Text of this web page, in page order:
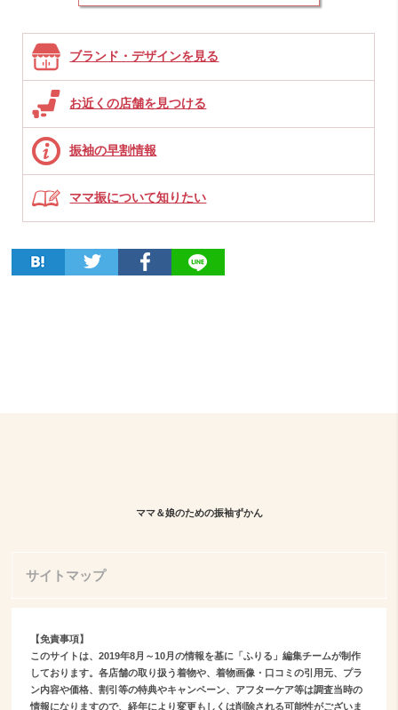
ブランド・デザインを見る
お近くの店舗を見つける
振袖の早割情報
ママ振について知りたい
ママ＆娘のための振袖ずかん
サイトマップ
【免責事項】
このサイトは、2019年8月～10月の情報を基に「ふりる」編集チームが制作
しております。各店舗の取り扱う着物や、着物画像・口コミの引用元、プラ
ン内容や価格、割引等の特典やキャンペーン、アフターケア等は調査当時の
情報になりますので、経年により変更もしくは削除される可能性がございま